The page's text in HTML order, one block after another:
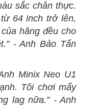
sắc chân thực.
64 inch trở lên,
hãng đều cho
- Anh Bảo Tấn
Minix Neo U1
Tôi chơi mấy
lag nữa." - Anh